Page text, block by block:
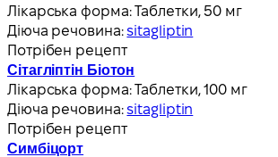
Лікарська форма:Таблетки, 50 мг
Діюча речовина:sitagliptin
Потрібен рецепт
Сітагліптін Біотон
Лікарська форма:Таблетки, 100 мг
Діюча речовина:sitagliptin
Потрібен рецепт
Симбіцорт